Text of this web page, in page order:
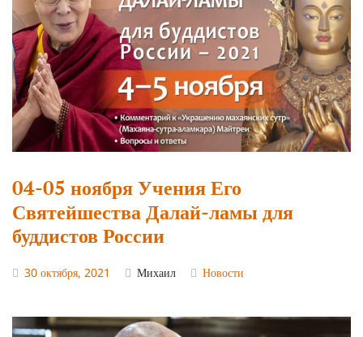
04-05 ноября Учения Его
Святейшества Далай-ламы для
буддистов России
30 октября, 2021 Михаил Новости